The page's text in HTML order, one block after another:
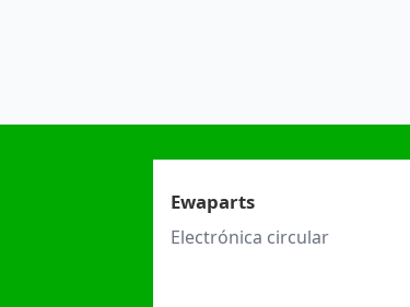
Ewaparts
Electrónica circular